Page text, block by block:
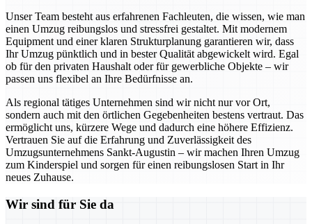
Unser Team besteht aus erfahrenen Fachleuten, die wissen, wie man
einen Umzug reibungslos und stressfrei gestaltet. Mit modernem
Equipment und einer klaren Strukturplanung garantieren wir, dass
Ihr Umzug pünktlich und in bester Qualität abgewickelt wird. Egal
ob für den privaten Haushalt oder für gewerbliche Objekte – wir
passen uns flexibel an Ihre Bedürfnisse an.
Als regional tätiges Unternehmen sind wir nicht nur vor Ort,
sondern auch mit den örtlichen Gegebenheiten bestens vertraut. Das
ermöglicht uns, kürzere Wege und dadurch eine höhere Effizienz.
Vertrauen Sie auf die Erfahrung und Zuverlässigkeit des
Umzugsunternehmens Sankt-Augustin – wir machen Ihren Umzug
zum Kinderspiel und sorgen für einen reibungslosen Start in Ihr
neues Zuhause.
Wir sind für Sie da